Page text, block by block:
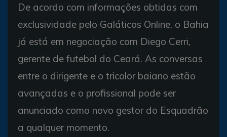
De acordo com informações obtidas com
exclusividade pelo Galáticos Online, o Bahia
já está em negociação com Diego Cerri,
gerente de futebol do Ceará. As conversas
entre o dirigente e o tricolor baiano estão
avançadas e o profissional pode ser
anunciado como novo gestor do Esquadrão
a qualquer momento.